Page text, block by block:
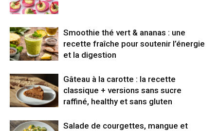
Smoothie thé vert & ananas : une
recette fraîche pour soutenir l’énergie
et la digestion
Gâteau à la carotte : la recette
classique + versions sans sucre
raffiné, healthy et sans gluten
Salade de courgettes, mangue et